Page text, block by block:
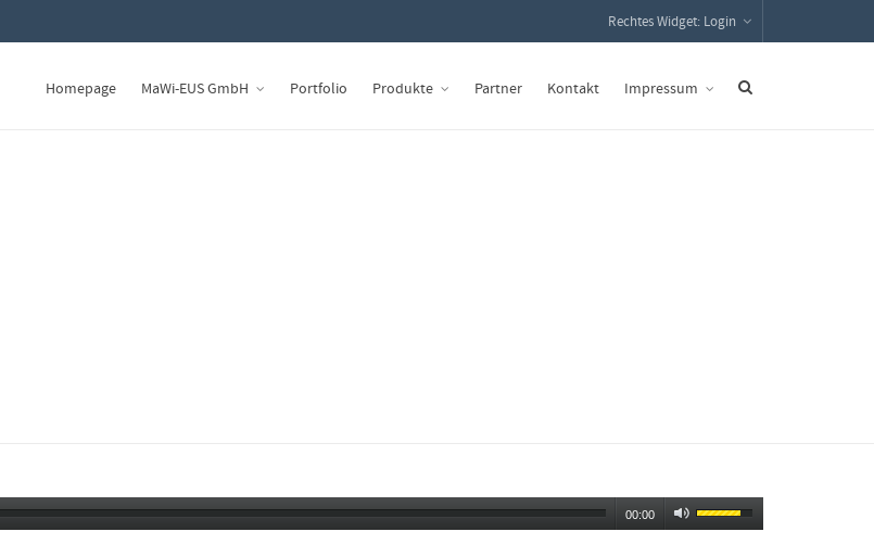
Rechtes Widget: Login
Homepage MaWi-EUS GmbH Portfolio Produkte Partner Kontakt Impressum
00:00